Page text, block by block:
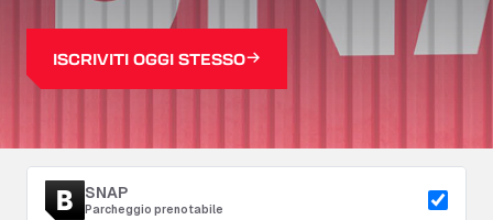
ISCRIVITI OGGI STESSO
SNAP
Parcheggio prenotabile